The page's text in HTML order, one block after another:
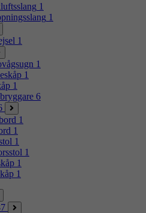
1
1
1
1
1
1
6
1
1
1
1
1
1